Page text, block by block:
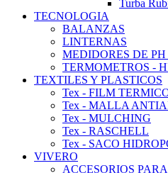
Turba
TECNOLOGIA
BALANZAS
LINTERNAS
MEDIDORES DE PH
TERMOMETROS -
TEXTILES Y PLASTICOS
Tex - FILM
Tex - MALLA
Tex - MULCHING
Tex - RASCHELL
Tex - SACO
VIVERO
ACCESORIOS